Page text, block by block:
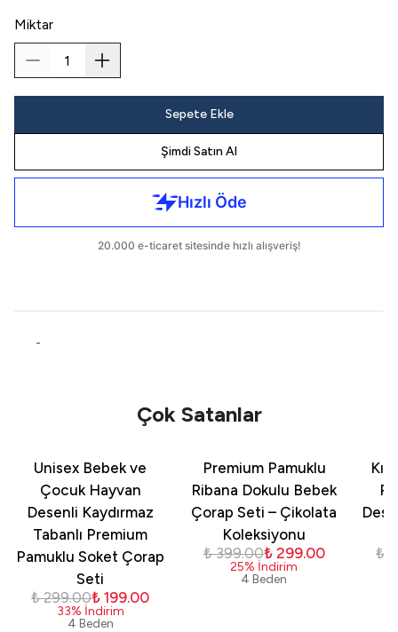
Miktar
Sepete Ekle
Şimdi Satın Al
-
Çok Satanlar
Unisex Bebek ve
Çocuk Hayvan
Desenli Kaydırmaz
Tabanlı Premium
Pamuklu Soket Çorap
Seti
₺ 299.00₺ 199.00
33% İndirim
4 Beden
Premium Pamuklu
Ribana Dokulu Bebek
Çorap Seti – Çikolata
Koleksiyonu
₺ 399.00₺ 299.00
25% İndirim
4 Beden
₺